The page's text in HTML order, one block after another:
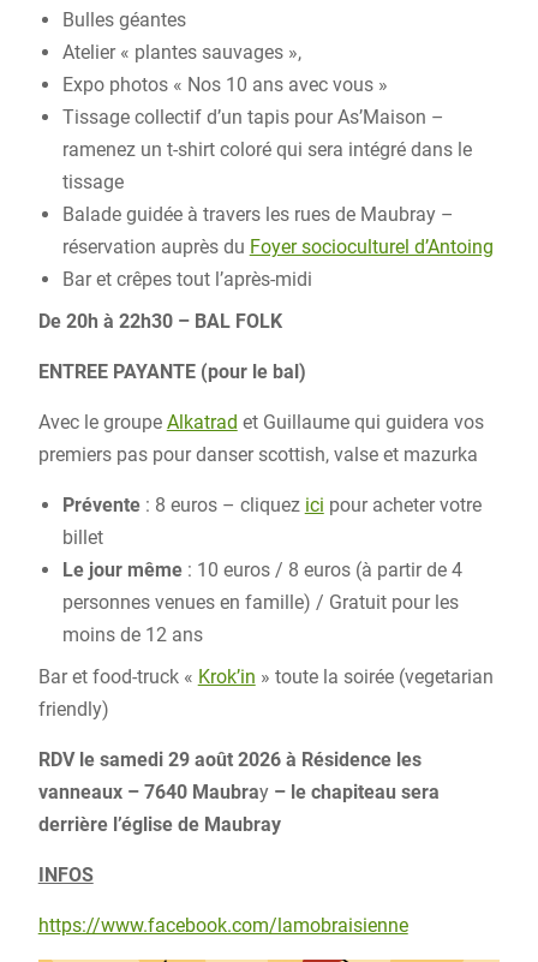
Bulles géantes
Atelier « plantes sauvages »,
Expo photos « Nos 10 ans avec vous »
Tissage collectif d’un tapis pour As’Maison –
ramenez un t-shirt coloré qui sera intégré dans le
tissage
Balade guidée à travers les rues de Maubray –
réservation auprès du Foyer socioculturel d’Antoing
Bar et crêpes tout l’après-midi
De 20h à 22h30 – BAL FOLK
ENTREE PAYANTE (pour le bal)
Avec le groupe Alkatrad et Guillaume qui guidera vos
premiers pas pour danser scottish, valse et mazurka
Prévente: 8 euros – cliquez ici pour acheter votre
billet
Le jour même: 10 euros / 8 euros (à partir de 4
personnes venues en famille) / Gratuit pour les
moins de 12 ans
Bar et food-truck « Krok’in » toute la soirée (vegetarian
friendly)
RDV le samedi 29 août 2026 à Résidence les
vanneaux – 7640 Maubray – le chapiteau sera
derrière l’église de Maubray
INFOS
https://www.facebook.com/lamobraisienne